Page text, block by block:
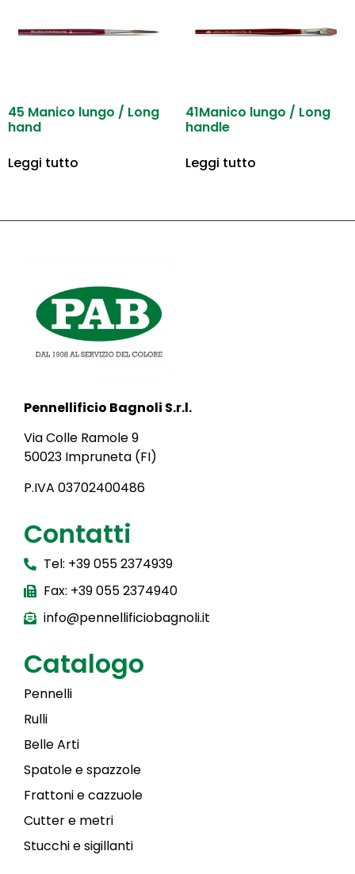
45 Manico lungo / Long
hand
Leggi tutto
41Manico lungo / Long
handle
Leggi tutto
Pennellificio Bagnoli S.r.l.
Via Colle Ramole 9
50023 Impruneta (FI)
P.IVA 03702400486
Contatti
Tel: +39 055 2374939
Fax: +39 055 2374940
info@pennellificiobagnoli.it
Catalogo
Pennelli
Rulli
Belle Arti
Spatole e spazzole
Frattoni e cazzuole
Cutter e metri
Stucchi e sigillanti